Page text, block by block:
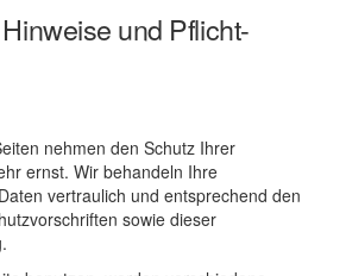
und Pflicht­
nehmen den Schutz Ihrer
ernst. Wir behandeln Ihre
vertraulich und entsprechend den
sowie dieser